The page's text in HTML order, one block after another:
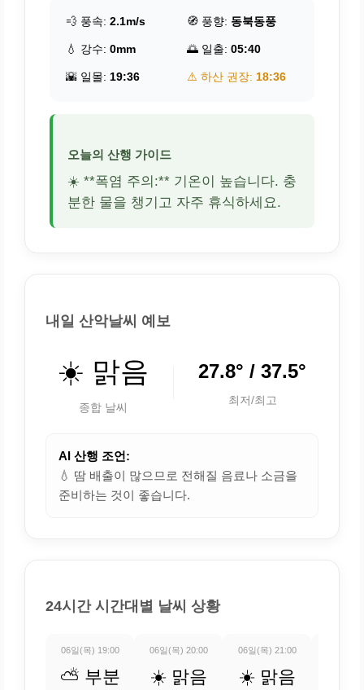
💨 풍속: 2.1m/s 🧭 풍향: 동북동풍
💧 강수: 0mm 🌅 일출: 05:40
🌇 일몰: 19:36 ⚠️ 하산 권장: 18:36
오늘의 산행 가이드
☀️ **폭염 주의:** 기온이 높습니다. 충
분한 물을 챙기고 자주 휴식하세요.
내일 산악날씨 예보
☀️ 맑음
종합 날씨
27.8° / 37.5°
최저/최고
AI 산행 조언:
💧 땀 배출이 많으므로 전해질 음료나 소금을
준비하는 것이 좋습니다.
24시간 시간대별 날씨 상황
06일(목) 19:00
⛅ 부분
06일(목) 20:00
☀️ 맑음
06일(목) 21:00
☀️ 맑음